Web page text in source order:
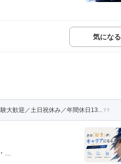
気になる
大歓迎／土日祝休み／年間休日13...
...